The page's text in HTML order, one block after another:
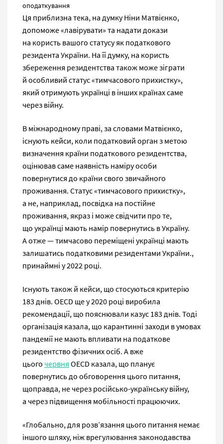
оподаткування
Ця приблизна тека, на думку Ніни Матвієнко,
допоможе «лавірувати» та надати докази
на користь вашого статусу як податкового
резидента України. На її думку, на користь
збереження резидентства також може зіграти
й особливий статус «тимчасового прихистку»,
який отримують українці в інших країнах саме
через війну.
В міжнародному праві, за словами Матвієнко,
існують кейси, коли податковий орган з метою
визначення країни податкового резидентства,
оцінював саме наявність наміру особи
повернутися до країни свого звичайного
проживання. Статус «тимчасового прихистку»,
а не, наприклад, посвідка на постійне
проживання, якраз і може свідчити про те,
що українці мають намір повернутись в Україну.
А отже — тимчасово переміщені українці мають
залишатись податковими резидентами України.,
принаймні у 2022 році.
Існують також й кейси, що стосуються критерію
183 днів. OECD ще у 2020 році виробила
рекомендації, що пояснювали казус 183 днів. Тоді
організація казала, що карантинні заходи в умовах
пандемії не мають впливати на податкове
резидентство фізичних осіб. А вже
цього червня OECD казала, що планує
повернутись до обговорення цього питання,
щоправда, не через російсько-українську війну,
а через підвищення мобільності працюючих.
«Глобально, для розв’язання цього питання немає
іншого шляху, ніж врегулювання законодавства